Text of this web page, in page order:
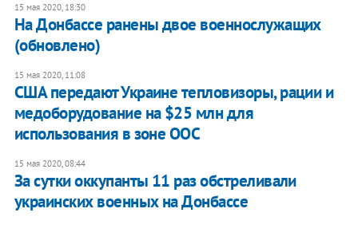
15 мая 2020, 18:30
На Донбассе ранены двое военнослужащих
(обновлено)
15 мая 2020, 11:08
США передают Украине тепловизоры, рации и
медоборудование на $25 млн для
использования в зоне ООС
15 мая 2020, 08:44
За сутки оккупанты 11 раз обстреливали
украинских военных на Донбассе